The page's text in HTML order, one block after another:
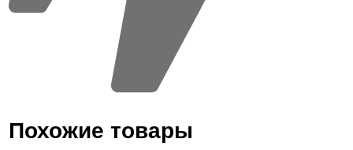
Похожие товары